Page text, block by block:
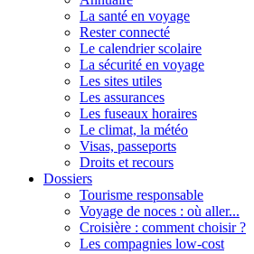
La santé en voyage
Rester connecté
Le calendrier scolaire
La sécurité en voyage
Les sites utiles
Les assurances
Les fuseaux horaires
Le climat, la météo
Visas, passeports
Droits et recours
Dossiers
Tourisme responsable
Voyage de noces : où aller...
Croisière : comment choisir ?
Les compagnies low-cost